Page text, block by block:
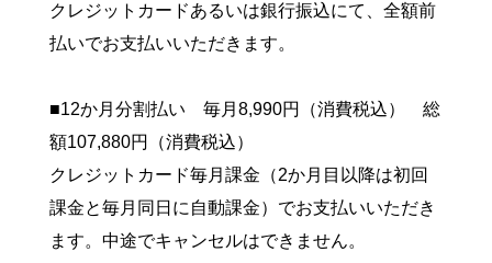
クレジットカードあるいは銀行振込にて、全額前
払いでお支払いいただきます。
■12か月分割払い 毎月8,990円（消費税込） 総
額107,880円（消費税込）
クレジットカード毎月課金（2か月目以降は初回
課金と毎月同日に自動課金）でお支払いいただき
ます。中途でキャンセルはできません。